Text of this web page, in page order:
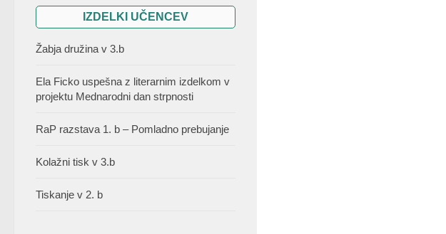
IZDELKI UČENCEV
Žabja družina v 3.b
Ela Ficko uspešna z literarnim izdelkom v
projektu Mednarodni dan strpnosti
RaP razstava 1. b – Pomladno prebujanje
Kolažni tisk v 3.b
Tiskanje v 2. b